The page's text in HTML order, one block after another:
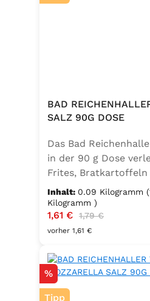
BAD
SALZ 90G DOSE
Das Bad
in der 90 g Dose
Frites, Bratkartoffeln
Geschmack – ganz
Mischung ist vegan,
bewusste Ernährung
unkomplizierte
Küche oder
Inhalt: 0.09 Kilogramm
Kilogramm )
Verkaufspreis:
1,61 € Regulärer Preis:
1,79 €
vorher 1,61 €
Rabatt
%
Tipp